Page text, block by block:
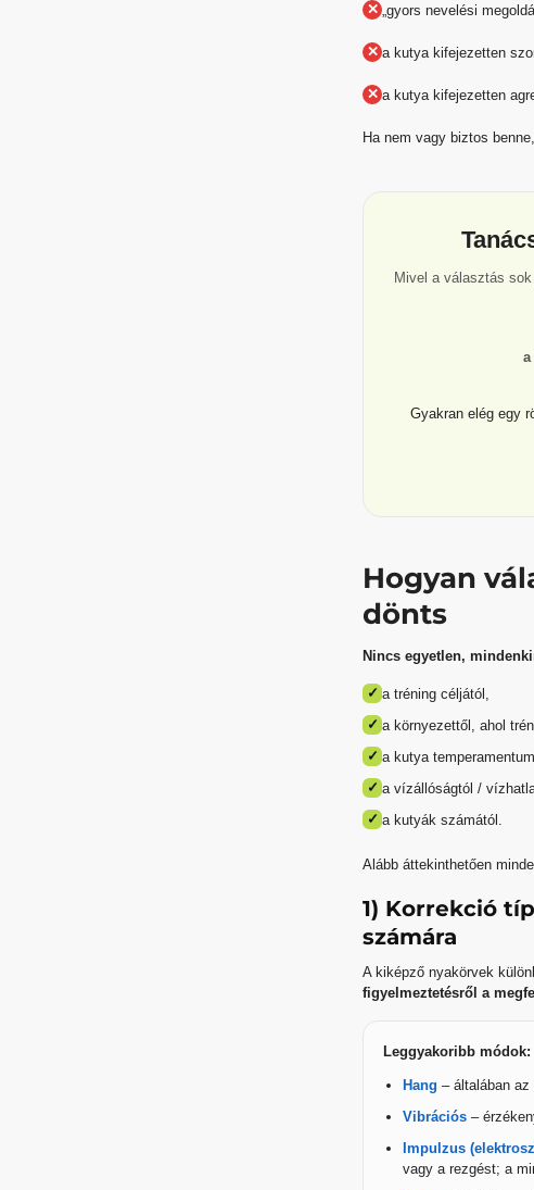
✕ „gyors nevelési
✕ a kutya kifejezetten
✕ a kutya kifejezetten
Ha nem vagy biztos
Mivel a választás
a
Gyakran elég egy
Hogyan
dönts
Nincs egyetlen,
✓ a tréning céljától,
✓ a környezettől, ahol
✓ a kutya
✓ a vízállóságtól /
✓ a kutyák számától.
Alább áttekinthetően
1) Korrekció
számára
A kiképző nyakörvek
figyelmeztetésről a
Leggyakoribb módok:
Hang – általában
Vibrációs –
Impulzus
vagy a rezgést; a